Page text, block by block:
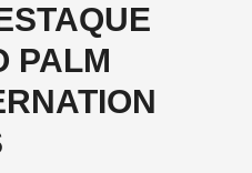
PALM